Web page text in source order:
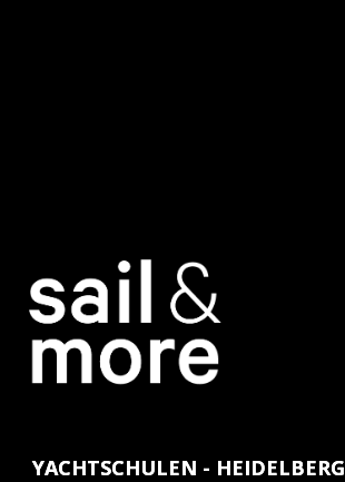
YACHTSCHULEN - HEIDELBERG